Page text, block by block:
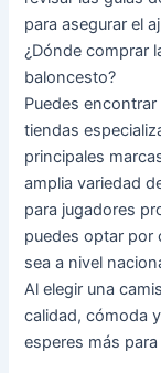
para asegurar el
¿Dónde comprar
baloncesto?
Puedes
tiendas
principales
amplia variedad
para jugadores
puedes optar por
sea a nivel
Al elegir una
calidad, cómoda
esperes más